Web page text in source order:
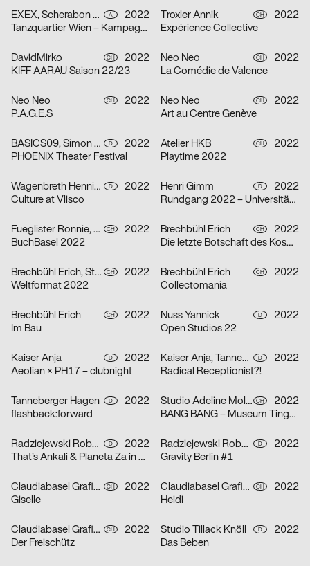
EXEX, Scherabon Herwig, Ilija Hvala, Anouk Rehorek, Erli Grünzweil, Joshua Alena Mallek A
2022
Tanzquartier Wien – Kampagne Julia Müllner
Troxler Annik CH
2022
Expérience Collective
DavidMirko CH
2022
KIFF AARAU Saison 22/23
Neo Neo CH
2022
La Comédie de Valence
Neo Neo CH
2022
P.A.G.E.S
Neo Neo CH
2022
Art au Centre Genève
BASICS09, Simon Hegenberg D
2022
PHOENIX Theater Festival
Atelier HKB CH
2022
Playtime 2022
Wagenbreth Henning D
2022
Culture at Vlisco
Henri Gimm D
2022
Rundgang 2022 – Universität der Künste Berlin
Fueglister Ronnie, Yves Graber, Christian Hofer CH
2022
BuchBasel 2022
Brechbühl Erich CH
2022
Die letzte Botschaft des Kosmonauten an die Frau, die er einst in der ehemaligen Sowjetunion liebte
Brechbühl Erich, Studio Feixen, Schaub Josh CH
2022
Weltformat 2022
Brechbühl Erich CH
2022
Collectomania
Brechbühl Erich CH
2022
Im Bau
Nuss Yannick D
2022
Open Studios 22
Kaiser Anja D
2022
Aeolian × PH17 – clubnight
Kaiser Anja, Tanneberger Hagen D
2022
Radical Receptionist?!
Tanneberger Hagen D
2022
flashback:forward
Studio Adeline Mollard CH
2022
BANG BANG – Museum Tinguely
Radziejewski Robert, Michal Veltruský D
2022
That’s Ankali & Planeta Za in October ’22
Radziejewski Robert, Michal Veltruský D
2022
Gravity Berlin #1
Claudiabasel Grafik & Interaktion CH
2022
Giselle
Claudiabasel Grafik & Interaktion CH
2022
Heidi
Claudiabasel Grafik & Interaktion, Lucian Kunz CH
2022
Der Freischütz
Studio Tillack Knöll D
2022
Das Beben